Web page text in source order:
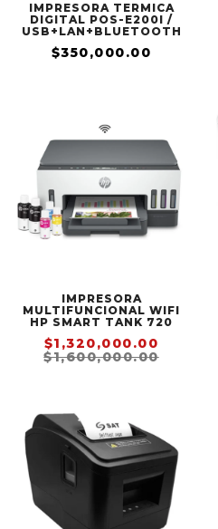
IMPRESORA TERMICA
DIGITAL POS-E200I /
USB+LAN+BLUETOOTH
$350,000.00
IMPRESORA
MULTIFUNCIONAL WIFI
HP SMART TANK 720
$1,320,000.00
$1,600,000.00